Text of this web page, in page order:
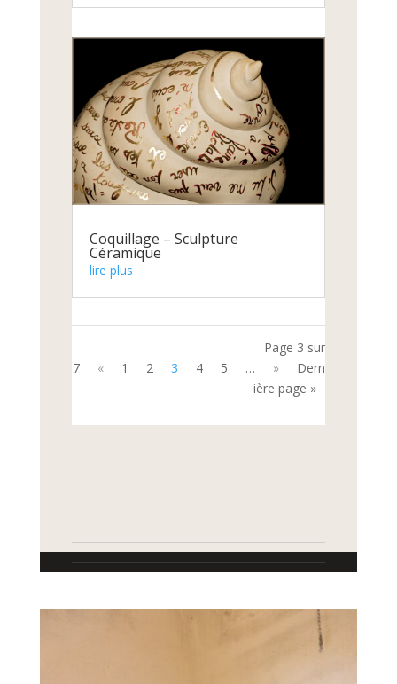
Coquillage – Sculpture
Céramique
lire plus
Page 3 sur
7
« 1 2 3 4 5 … »
Dern
ière page »